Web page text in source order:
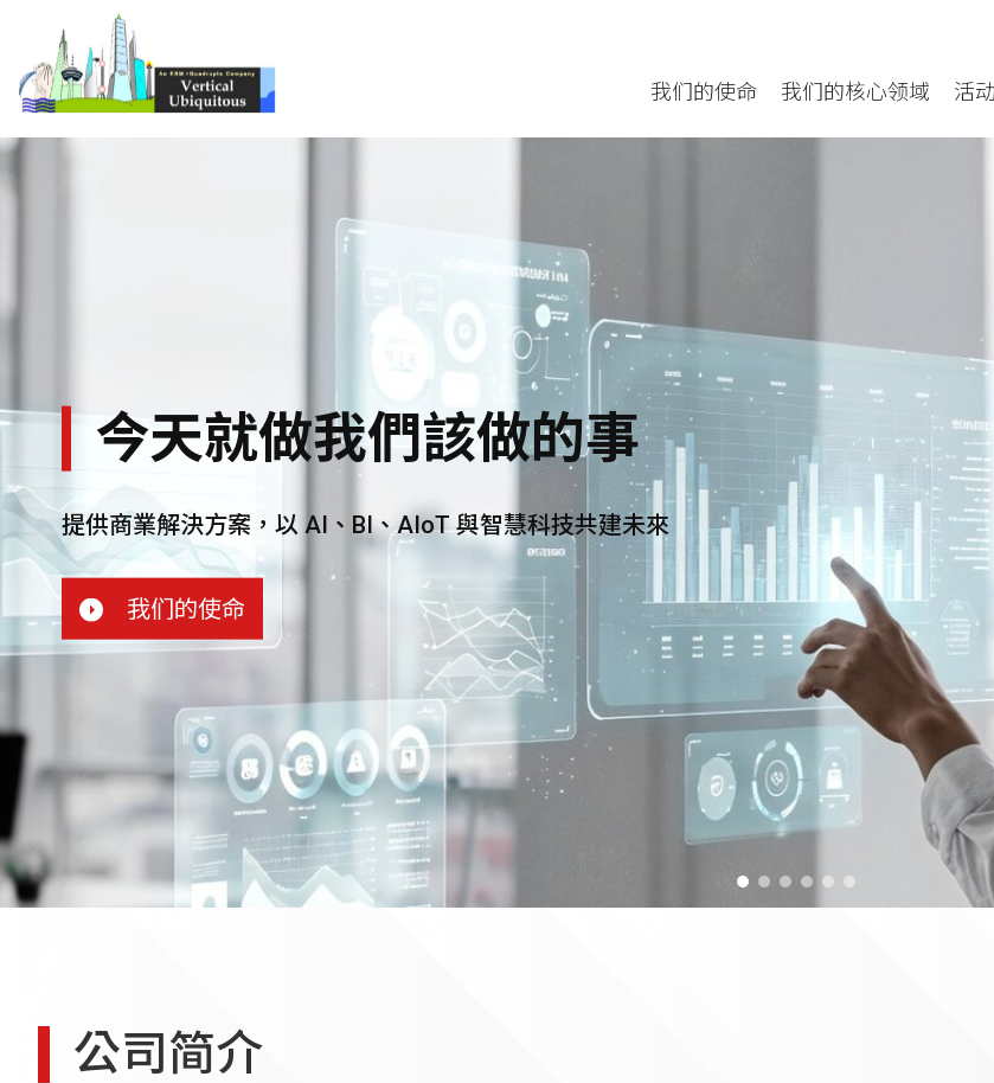
我们的使命 我们的核心领域 活
今天就做我們該做的事
提供商業解決方案，以 AI、BI、AIoT 與智慧科技共建未來
我们的使命
公司简介